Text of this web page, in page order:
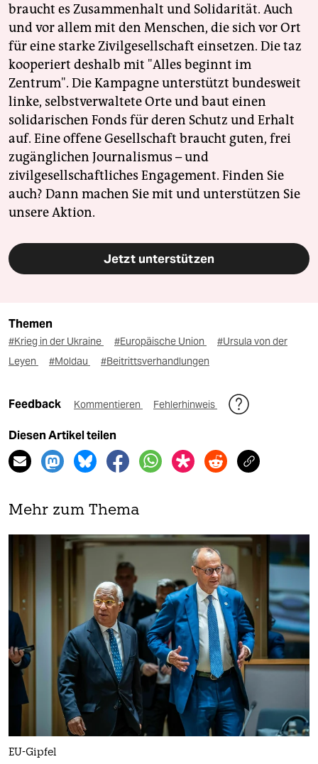
braucht es Zusammenhalt und Solidarität. Auch
und vor allem mit den Menschen, die sich vor Ort
für eine starke Zivilgesellschaft einsetzen. Die taz
kooperiert deshalb mit "Alles beginnt im
Zentrum". Die Kampagne unterstützt bundesweit
linke, selbstverwaltete Orte und baut einen
solidarischen Fonds für deren Schutz und Erhalt
auf. Eine offene Gesellschaft braucht guten, frei
zugänglichen Journalismus – und
zivilgesellschaftliches Engagement. Finden Sie
auch? Dann machen Sie mit und unterstützen Sie
unsere Aktion.
Jetzt unterstützen
Themen
#Krieg in der Ukraine #Europäische Union
#Ursula von der
Leyen
#Moldau #Beitrittsverhandlungen
Feedback Kommentieren Fehlerhinweis
Diesen Artikel teilen
Mehr zum Thema
EU-Gipfel